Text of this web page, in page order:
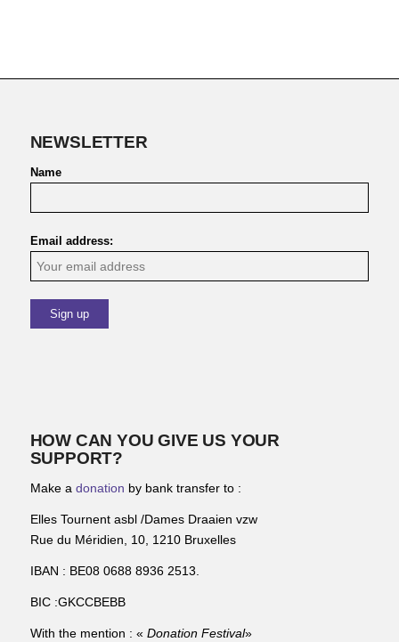
NEWSLETTER
Name
Email address:
HOW CAN YOU GIVE US YOUR
SUPPORT?
Make a donation by bank transfer to :
Elles Tournent asbl /Dames Draaien vzw
Rue du Méridien, 10, 1210 Bruxelles
IBAN : BE08 0688 8936 2513.
BIC :GKCCBEBB
With the mention : « Donation Festival»